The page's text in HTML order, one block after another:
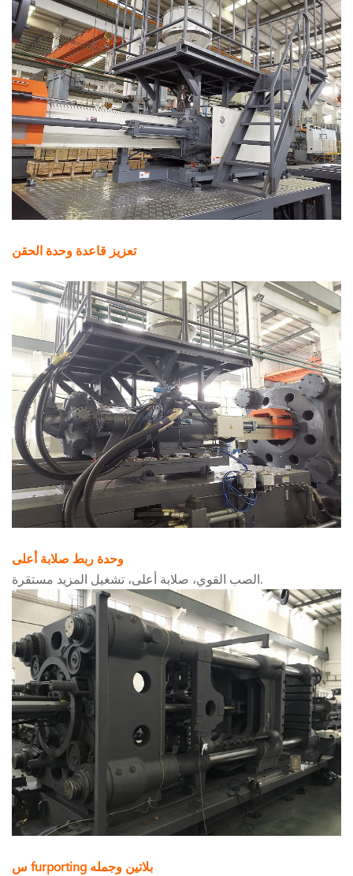
تعزيز قاعدة وحدة الحقن
وحدة ربط صلابة أعلى
الصب القوي، صلابة أعلى، تشغيل المزيد مستقرة.
س furporting بلاتين وجمله